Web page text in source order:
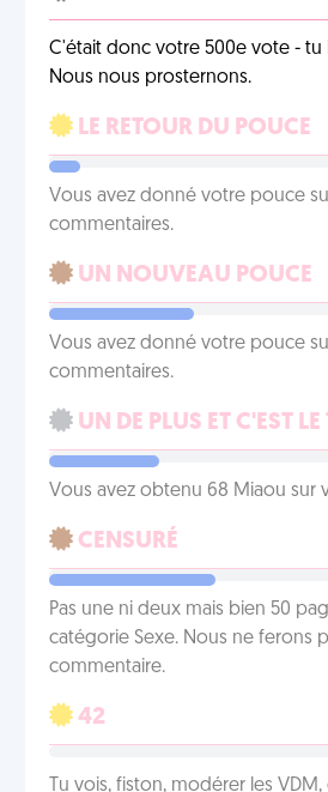
C'était donc votre 500e vote - tu
Nous nous prosternons.
LE RETOUR DU POUCE
Vous avez donné votre pouce
commentaires.
UN NOUVEAU POUCE
Vous avez donné votre pouce
commentaires.
UN DE PLUS ET C'EST
Vous avez obtenu 68 Miaou sur
CENSURÉ
Pas une ni deux mais bien 50
catégorie Sexe. Nous ne ferons
commentaire.
42
Tu vois, fiston, modérer les